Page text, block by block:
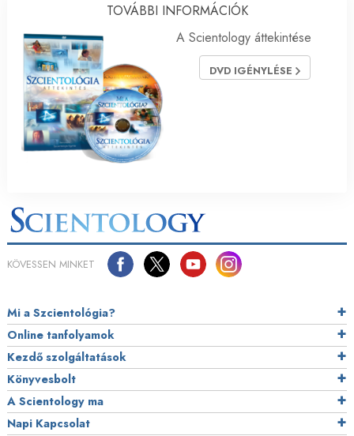
TOVÁBBI INFORMÁCIÓK
A Scientology áttekintése
DVD IGÉNYLÉSE
KÖVESSEN MINKET
Mi a Szcientológia?
Online tanfolyamok
Kezdő szolgáltatások
Könyvesbolt
A Scientology ma
Napi Kapcsolat